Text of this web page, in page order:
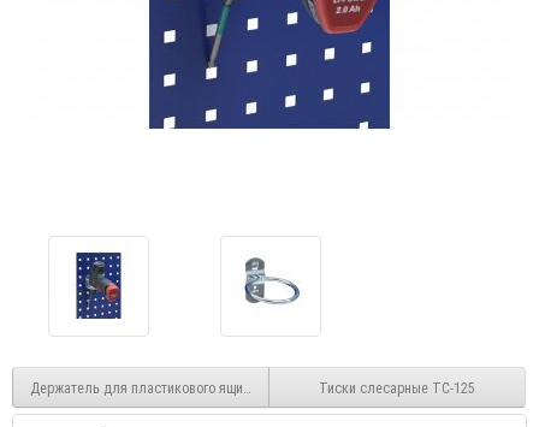
Держатель для пластикового ящика 1000 LPBHТиски слесарные TC-125